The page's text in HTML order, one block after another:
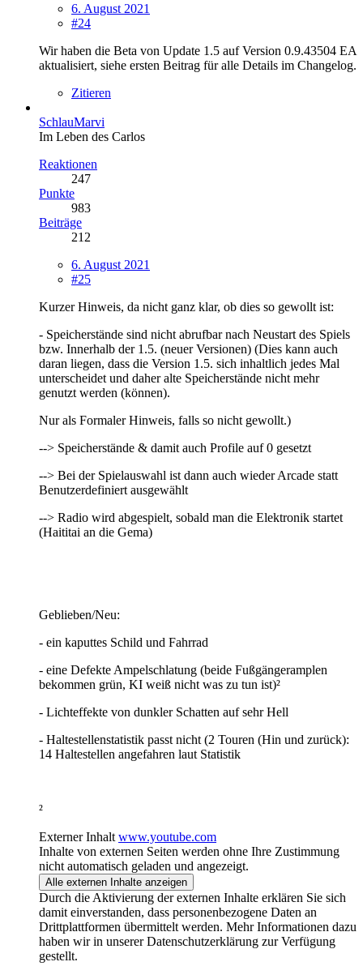
6. August 2021
#24
Wir haben die Beta von Update 1.5 auf Version 0.9.43504 EA
aktualisiert, siehe ersten Beitrag für alle Details im Changelog.
Zitieren
SchlauMarvi
Im Leben des Carlos
Reaktionen
247
Punkte
983
Beiträge
212
6. August 2021
#25
Kurzer Hinweis, da nicht ganz klar, ob dies so gewollt ist:
- Speicherstände sind nicht abrufbar nach Neustart des Spiels
bzw. Innerhalb der 1.5. (neuer Versionen) (Dies kann auch
daran liegen, dass die Version 1.5. sich inhaltlich jedes Mal
unterscheidet und daher alte Speicherstände nicht mehr
genutzt werden (können).
Nur als Formaler Hinweis, falls so nicht gewollt.)
--> Speicherstände & damit auch Profile auf 0 gesetzt
--> Bei der Spielauswahl ist dann auch wieder Arcade statt
Benutzerdefiniert ausgewählt
--> Radio wird abgespielt, sobald man die Elektronik startet
(Haititai an die Gema)
Geblieben/Neu:
- ein kaputtes Schild und Fahrrad
- eine Defekte Ampelschlatung (beide Fußgängeramplen
bekommen grün, KI weiß nicht was zu tun ist)²
- Lichteffekte von dunkler Schatten auf sehr Hell
- Haltestellenstatistik passt nicht (2 Touren (Hin und zurück):
14 Haltestellen angefahren laut Statistik
²
Externer Inhalt www.youtube.com
Inhalte von externen Seiten werden ohne Ihre Zustimmung
nicht automatisch geladen und angezeigt.
Alle externen Inhalte anzeigen
Durch die Aktivierung der externen Inhalte erklären Sie sich
damit einverstanden, dass personenbezogene Daten an
Drittplattformen übermittelt werden. Mehr Informationen dazu
haben wir in unserer Datenschutzerklärung zur Verfügung
gestellt.